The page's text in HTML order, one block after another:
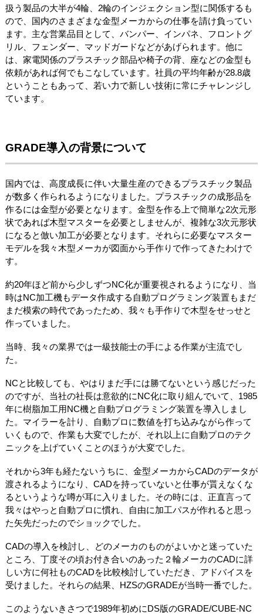
扱う製品の大半が4輪、2輪のインジェクション型に関係するも
ので、国内のさまざまな金型メーカからの仕事を請け負ってい
ます。主な営業品目として、バンパー、インパネ、フロントグ
リル、フェンダー、マッドガードなどがあげられます。他に
は、家電関係のプラスチック部品や椅子の背、座などの金型も
依頼があれば何でもこなしています。社員の平均年齢が28.8歳
ということもあって、若い力で新しい技術に常にチャレンジし
ています。
GRADE導入の背景について
国内では、高度成長に伴い大量生産のできるプラスチック製品
が数多く作られるようになりました。プラスチックの成形品を
作るには金型が必要となります。金型を作る上で簡単な2次元形
状であれば木型マスターを必要としませんが、複雑な3次元形状
になると倣い加工が必要となります。それらに必要なマスター
モデルを我々木型メーカが図面から手作りで作ってきたわけで
す。
約20年ほど前から少しずつNC化が重要視されるようになり、当
時はNC加工機もデータ作成する自動プログラミング装置もまだ
まだ模索の時代であったため、我々も手作りで木型をせっせと
作っていました。
当時、我々の業界では一級技能士の手による作業が主流でし
た。
NCと比較しても、やはりまだ手には勝てないという感じだった
のですが、当社の社長は意欲的にNC化に取り組んでいて、1985
年に樹脂加工用NC機と自動プログラミング装置を導入しまし
た。マイラーを計り、自動プロに数値を打ち込みながら作って
いくもので、作業も大変でしたが、それ以上に自動プロのテク
ニックを上げていくことのほうが大変でした。
それから3年も経たないうちに、金型メーカからCADのデータが
渡されるようになり、CADを持っていないと仕事が貰えなくな
るというような噂が耳に入りました。その時には、正直言って
我々はやっと自動プロに慣れ、自由に加工パスが作れると思っ
た矢先だったのでショックでした。
CADの導入を検討し、どのメーカのものがよいかと迷っていた
ところ、丁度その頃お付き合いのあった２輪メーカのCADに詳
しい方に何社ものCADを比較検討していただき、アドバイスを
受けました。それらの結果、HZSのGRADEが当時一番でした。
このようないきさつで1989年初めにDS版のGRADE/CUBE-NC